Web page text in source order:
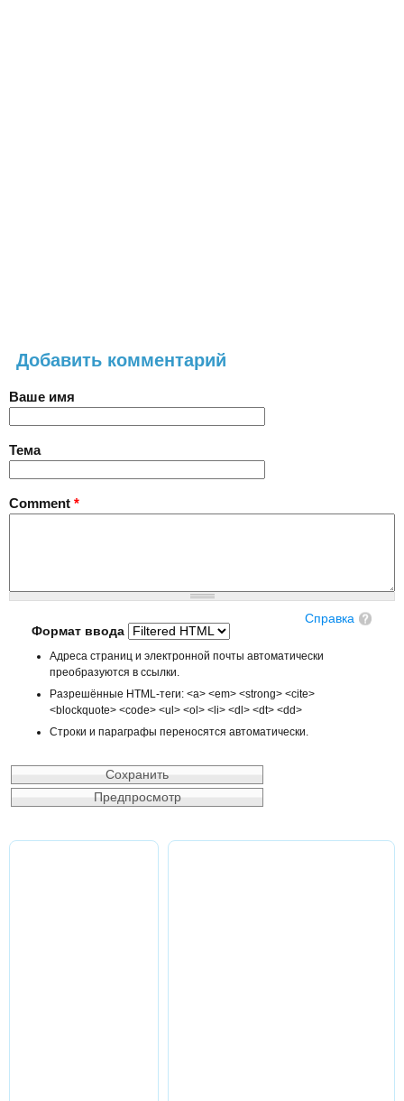
Добавить комментарий
Ваше имя
Тема
Comment *
Справка
Формат ввода
Адреса страниц и электронной почты автоматически
преобразуются в ссылки.
Разрешённые HTML-теги: <a> <em> <strong> <cite>
<blockquote> <code> <ul> <ol> <li> <dl> <dt> <dd>
Строки и параграфы переносятся автоматически.